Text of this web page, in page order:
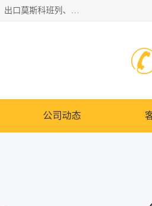
邦赋供应链管理成都有限公司是一家全球性的货物运输代理公司，主要从事：波兰中欧班列、德国中欧班列、出口莫斯科班列、中欧班列进口、蓉欧铁路、成都出口空运等业务，同时亦提供报关、报检、仓储、码头操作等服务。
公司动态